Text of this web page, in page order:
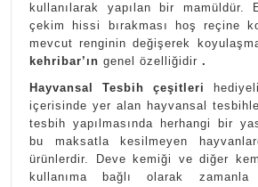
kullanılarak yapılan bir mamüldür.
çekim hissi bırakması hoş reçine
mevcut renginin değişerek
kehribar’ın genel özelliğidir .
Hayvansal Tesbih çeşitleri
içerisinde yer alan hayvansal
tesbih yapılmasında herhangi bir
bu maksatla kesilmeyen
ürünlerdir. Deve kemiği ve diğer
kullanıma bağlı olarak